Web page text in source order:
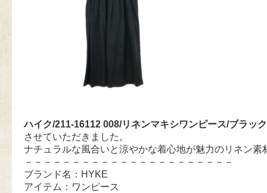
ハイク/211-16112 008/リネンマキシワンピース/ブラッ
させていただきました。
ナチュラルな風合いと涼やかな着心地が魅力のリネン素
－－－－－－－－－－－－－－－－－－－－－－
ブランド名：HYKE
アイテム：ワンピース